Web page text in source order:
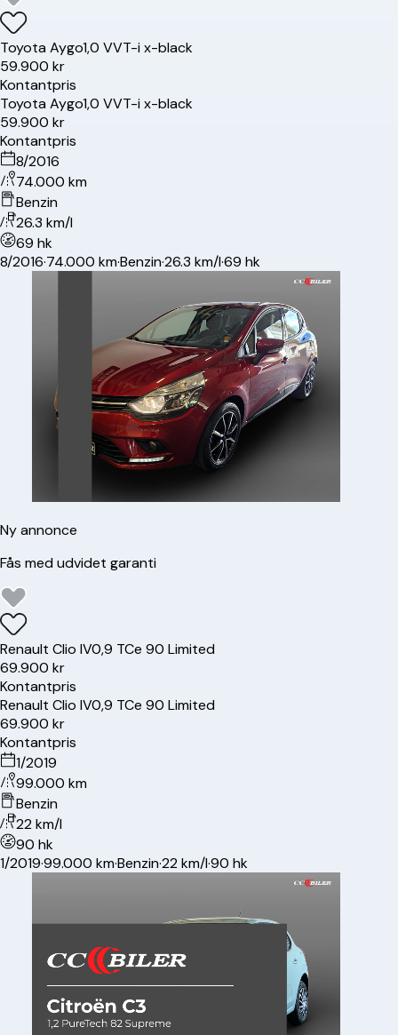
ToyotaAygo1,0 VVT-i x-black
59.900 kr
Kontantpris
ToyotaAygo1,0 VVT-i x-black
59.900 kr
Kontantpris
8/2016
74.000 km
Benzin
26.3 km/l
69 hk
8/2016·74.000 km·Benzin·26.3 km/l·69 hk
Ny annonce
Fås med udvidet garanti
Renault Clio IV0,9 TCe 90 Limited
69.900 kr
Kontantpris
Renault Clio IV0,9 TCe 90 Limited
69.900 kr
Kontantpris
1/2019
99.000 km
Benzin
22 km/l
90 hk
1/2019·99.000 km·Benzin·22 km/l·90 hk